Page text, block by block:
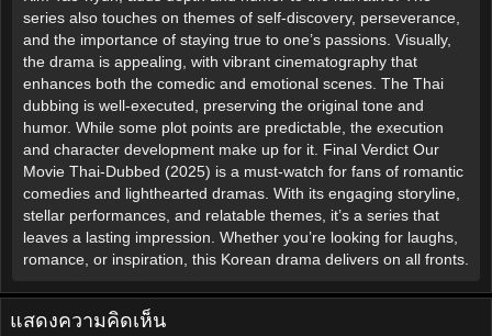
series also touches on themes of self-discovery, perseverance,
and the importance of staying true to one’s passions. Visually,
the drama is appealing, with vibrant cinematography that
enhances both the comedic and emotional scenes. The Thai
dubbing is well-executed, preserving the original tone and
humor. While some plot points are predictable, the execution
and character development make up for it. Final Verdict Our
Movie Thai-Dubbed (2025) is a must-watch for fans of romantic
comedies and lighthearted dramas. With its engaging storyline,
stellar performances, and relatable themes, it’s a series that
leaves a lasting impression. Whether you’re looking for laughs,
romance, or inspiration, this Korean drama delivers on all fronts.
แสดงความคิดเห็น